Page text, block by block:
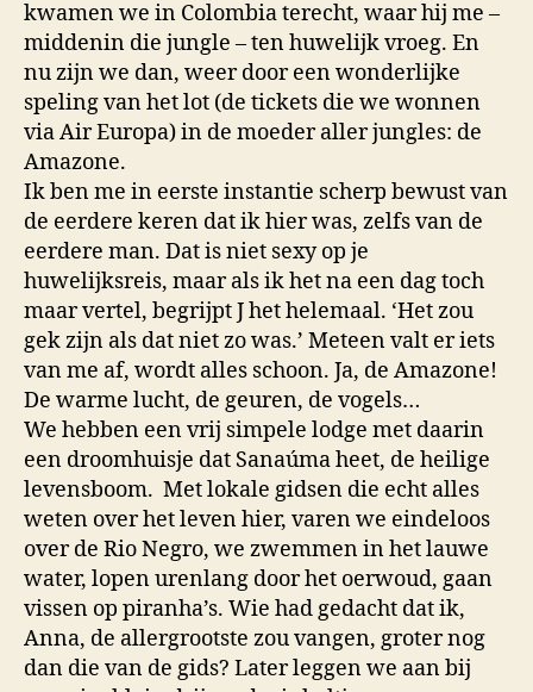
kwamen we in Colombia terecht, waar hij me –
middenin die jungle – ten huwelijk vroeg. En
nu zijn we dan, weer door een wonderlijke
speling van het lot (de tickets die we wonnen
via Air Europa) in de moeder aller jungles: de
Amazone.
Ik ben me in eerste instantie scherp bewust van
de eerdere keren dat ik hier was, zelfs van de
eerdere man. Dat is niet sexy op je
huwelijksreis, maar als ik het na een dag toch
maar vertel, begrijpt J het helemaal. ‘Het zou
gek zijn als dat niet zo was.’ Meteen valt er iets
van me af, wordt alles schoon. Ja, de Amazone!
De warme lucht, de geuren, de vogels…
We hebben een vrij simpele lodge met daarin
een droomhuisje dat Sanaúma heet, de heilige
levensboom. Met lokale gidsen die echt alles
weten over het leven hier, varen we eindeloos
over de Rio Negro, we zwemmen in het lauwe
water, lopen urenlang door het oerwoud, gaan
vissen op piranha’s. Wie had gedacht dat ik,
Anna, de allergrootste zou vangen, groter nog
dan die van de gids? Later leggen we aan bij